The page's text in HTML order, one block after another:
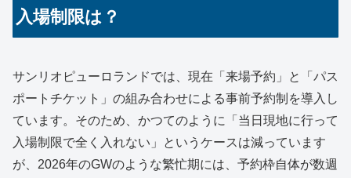
入場制限は？
サンリオピューロランドでは、現在「来場予約」と「パス
ポートチケット」の組み合わせによる事前予約制を導入し
ています。そのため、かつてのように「当日現地に行って
入場制限で全く入れない」というケースは減っています
が、2026年のGWのような繁忙期には、予約枠自体が数週